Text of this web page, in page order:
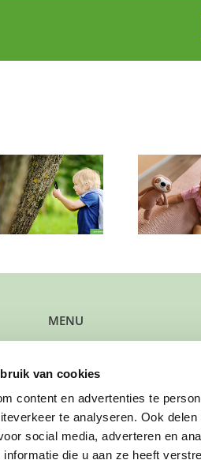
van cookies
content en advertenties te
te analyseren. Ook
social media, adverteren en
die u aan ze heeft
Maak kennis
met dit blije,
vrolijke meisje
uit Harmelen
MENU
Kun je steun gebruiken?
Wil je een gezin verwijzen?
Werk je bij de gemeente?
Wil je solliciteren?
Wil je doneren?